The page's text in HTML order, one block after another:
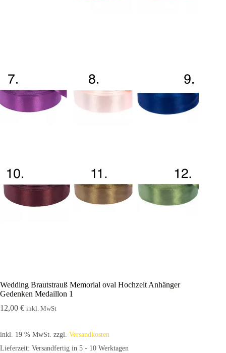
Wedding Brautstrauß Memorial oval Hochzeit Anhänger
Gedenken Medaillon 1
12,00 € inkl. MwSt
inkl. 19 % MwSt. zzgl. Versandkosten
Lieferzeit: Versandfertig in 5 - 10 Werktagen